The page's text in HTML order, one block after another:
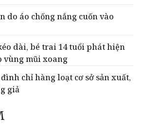
do áo chống nắng cuốn vào
dài, bé trai 14 tuổi phát hiện
vùng mũi xoang
chỉ hàng loạt cơ sở sản xuất,
giả